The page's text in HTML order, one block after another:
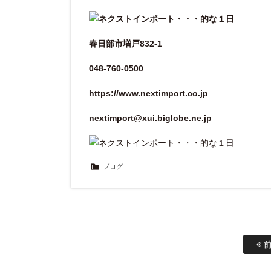
春日部市増戸832-1
048-760-0500
https://www.nextimport.co.jp
nextimport@xui.biglobe.ne.jp
ブログ